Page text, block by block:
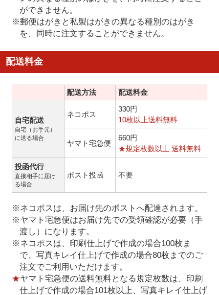
ができません。
※郵便はがきと私製はがきの異なる種別のはがき
を、同時に注文することができません。
配送料金
配送方法 配送料金
自宅配送
自宅（お手元）
に送る場合
ネコポス
330円
10枚以上送料無料
ヤマト宅急便
660円
★規定枚数以上 送料無料
投函代行
直接相手に届け
る場合
ポスト投函 不要
※ネコポスは、お届け先のポストへ配達されます。
※ヤマト宅急便はお届け先での受領確認が必要（手
渡し）になります。
※ネコポスは、印刷仕上げで作成の場合100枚ま
で、写真キレイ仕上げで作成の場合80枚までのご
注文でご利用いただけます。
★ヤマト宅急便の送料無料となる規定枚数は、印刷
仕上げで作成の場合101枚以上、写真キレイ仕上げ